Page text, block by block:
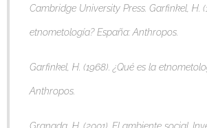
Cambridge University Press. Garfinkel, H.
etnometología? España: Anthropos.
Garfinkel, H. (1968). ¿Qué es la
Anthropos.